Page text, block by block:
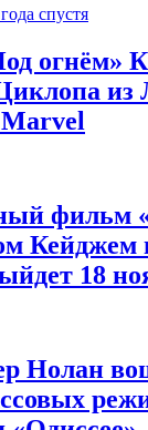
спустя
огнём»
из
фильм
Кейджем
18
Нолан